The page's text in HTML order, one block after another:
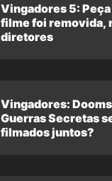
Vingadores 5:
filme foi removida,
diretores
Vingadores:
Guerras Secretas
filmados juntos?